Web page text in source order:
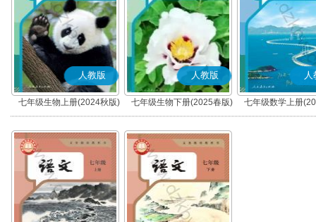
人教版
七年级生物上册(2024秋版)
人教版
七年级生物下册(2025春版)
人
七年级数学上册